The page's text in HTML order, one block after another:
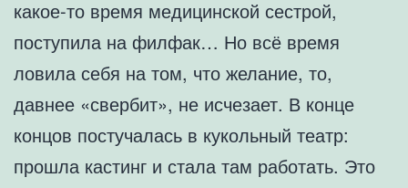
какое-то время медицинской сестрой,
поступила на филфак… Но всё время
ловила себя на том, что желание, то,
давнее «свербит», не исчезает. В конце
концов постучалась в кукольный театр:
прошла кастинг и стала там работать. Это